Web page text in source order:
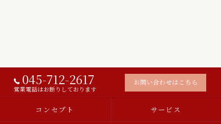
045-712-2617
営業電話はお断りしております
お問い合わせはこちら
コンセプト サービス